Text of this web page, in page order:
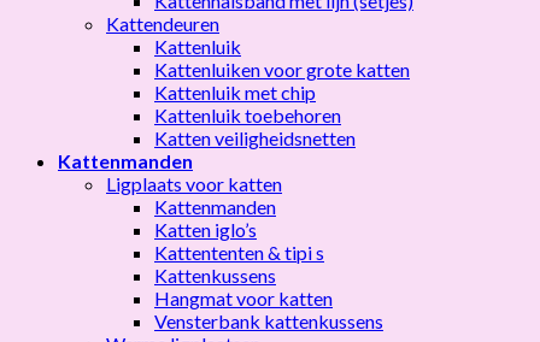
Kattendeuren
Kattenluik
Kattenluiken voor grote katten
Kattenluik met chip
Kattenluik toebehoren
Katten veiligheidsnetten
Kattenmanden
Ligplaats voor katten
Kattenmanden
Katten iglo’s
Kattententen & tipi s
Kattenkussens
Hangmat voor katten
Vensterbank kattenkussens